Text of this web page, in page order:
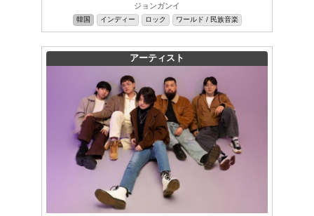
ジョンガンイ
韓国 インディー ロック ワールド / 民族音楽
アーティスト